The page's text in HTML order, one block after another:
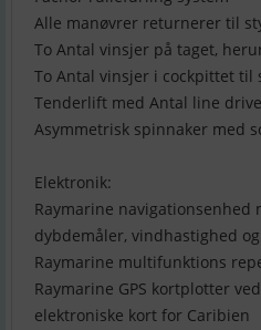
Alle manøvrer returnerer til
To Antal vinsjer på taget,
To Antal vinsjer i cockpittet til
Tenderlift med Antal line
Asymmetrisk spinnaker med
Elektronik:
Raymarine navigationsenhed
dybdemåler, vindhastighed
Raymarine multifunktions
Raymarine GPS kortplotter
elektroniske kort for Caribien